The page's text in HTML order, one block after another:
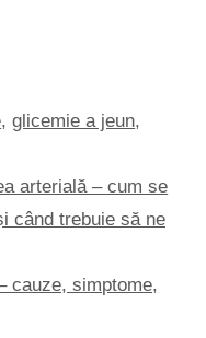
,glicemie a jeun,
arterială – cum se
când trebuie să ne
cauze, simptome,